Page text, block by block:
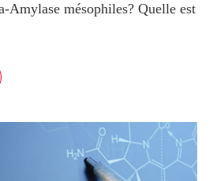
Amylase mésophiles? Quelle est